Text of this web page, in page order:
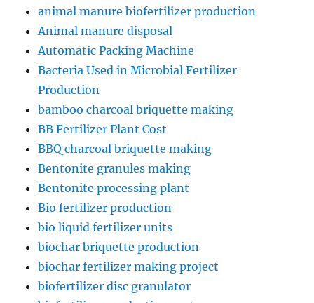
animal manure biofertilizer production
Animal manure disposal
Automatic Packing Machine
Bacteria Used in Microbial Fertilizer
Production
bamboo charcoal briquette making
BB Fertilizer Plant Cost
BBQ charcoal briquette making
Bentonite granules making
Bentonite processing plant
Bio fertilizer production
bio liquid fertilizer units
biochar briquette production
biochar fertilizer making project
biofertilizer disc granulator